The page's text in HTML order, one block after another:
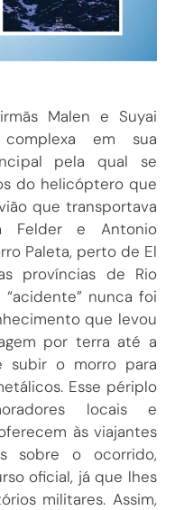
Malen e Suyai
em sua
pela qual se
do helicóptero que
que transportava
Felder e Antonio
Paleta, perto de El
províncias de Rio
nunca foi
que levou
por terra até a
subir o morro para
Esse périplo
locais e
às viajantes
sobre o ocorrido,
oficial, já que lhes
militares. Assim,